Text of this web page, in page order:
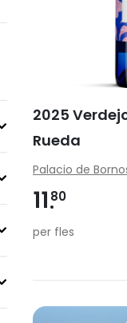
2025
Rueda
Palacio de
11 80
per fles